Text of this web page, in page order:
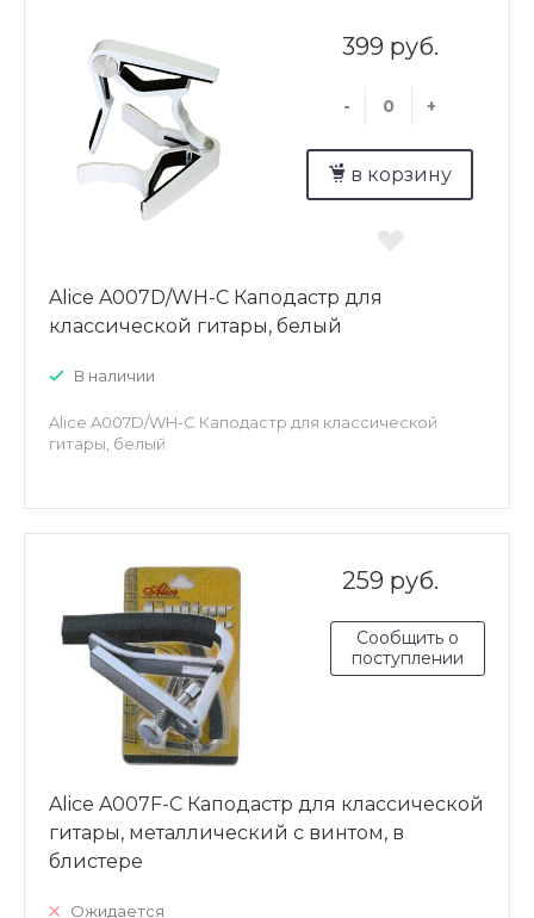
399 руб.
- +
в корзину
Alice A007D/WH-C Каподастр для
классической гитары, белый
В наличии
Alice A007D/WH-C Каподастр для классической
гитары, белый
259 руб.
Сообщить о
поступлении
Alice A007F-C Каподастр для классической
гитары, металлический с винтом, в
блистере
Ожидается